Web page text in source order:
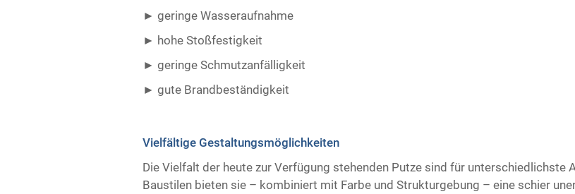
geringe Wasseraufnahme
hohe Stoßfestigkeit
geringe Schmutzanfälligkeit
gute Brandbeständigkeit ​ ​
Vielfältige Gestaltungsmöglichkeiten
Die Vielfalt der heute zur Verfügung stehenden Putze sind für unterschiedlichste
Baustilen bieten sie – kombiniert mit Farbe und Strukturgebung – eine schier